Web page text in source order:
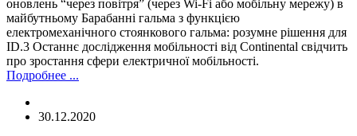
оновлень “через повітря” (через Wi-Fi або мобільну мережу) в
майбутньому Барабанні гальма з функцією
електромеханічного стоянкового гальма: розумне рішення для
ID.3 Останнє дослідження мобільності від Continental свідчить
про зростання сфери електричної мобільності.
Подробнее ...
30.12.2020